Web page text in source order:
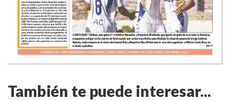
También te puede interesar...